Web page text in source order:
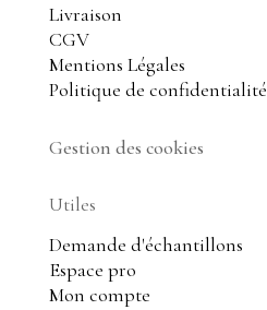
Livraison
CGV
Mentions Légales
Politique de confidentialité
Gestion des cookies
Utiles
Demande d'échantillons
Espace pro
Mon compte